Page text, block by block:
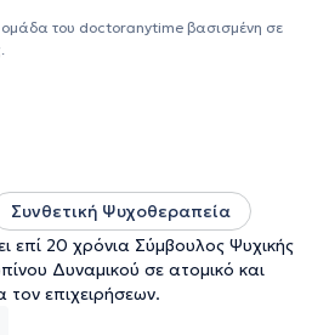
ιδέες ακολουθεί την Συνθετική
ατομικά και ομαδικά. Ο σκοπός
διαπροσωπικών σχέσεων,
και συναισθηματικών
που αναπτύσσεται μεταξύ
για να είναι αποτελεσματική
οριοθετημένη, να υπάρχει
ένα κλίμα αποδοχής και
η ελεύθερη έκφραση
ομάδα του doctoranytime βασισμένη σε
Συνθετική Ψυχοθεραπεία
επί 20 χρόνια Σύμβουλος Ψυχικής
Δυναμικού σε ατομικό και
επιχειρήσεων.